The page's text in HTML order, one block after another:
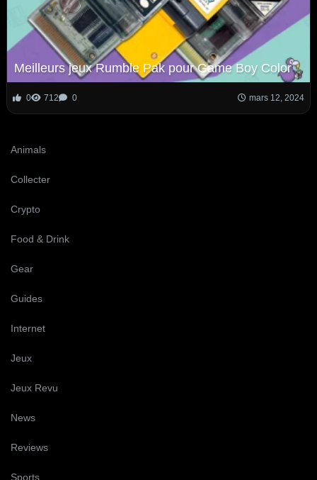
Meilleurs jeux Rumble Pak pour Game Boy Color
0 712 0 mars 12, 2024
Animals
Collecter
Crypto
Food & Drink
Gear
Guides
Internet
Jeux
Jeux Revu
News
Reviews
Sports